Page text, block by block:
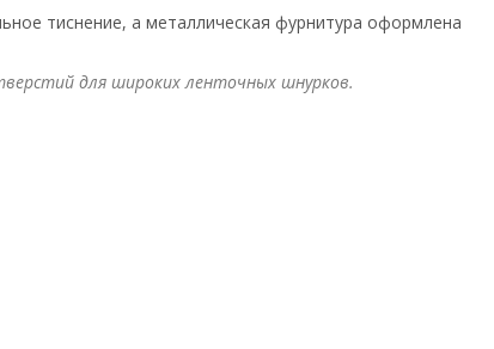
тиснение, а металлическая фурнитура оформлена
для широких ленточных шнурков.